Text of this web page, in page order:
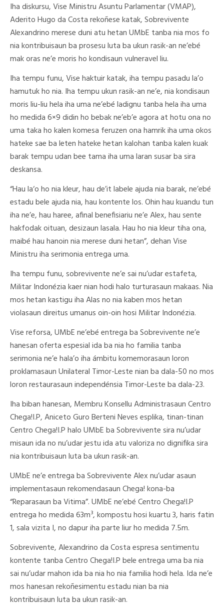
Iha diskursu, Vise Ministru Asuntu Parlamentar (VMAP),
Aderito Hugo da Costa rekoñese katak, Sobrevivente
Alexandrino merese duni atu hetan UMbE tanba nia mos fo
nia kontribuisaun ba prosesu luta ba ukun rasik-an ne’ebé
mak oras ne’e moris ho kondisaun vulneravel liu.
Iha tempu funu, Vise haktuir katak, iha tempu pasadu la’o
hamutuk ho nia. Iha tempu ukun rasik-an ne’e, nia kondisaun
moris liu-liu hela iha uma ne’ebé ladignu tanba hela iha uma
ho medida 6×9 didin ho bebak ne’eb’e agora at hotu ona no
uma taka ho kalen komesa feruzen ona hamrik iha uma okos
hateke sae ba leten hateke hetan kalohan tanba kalen kuak
barak tempu udan bee tama iha uma laran susar ba sira
deskansa.
“Hau la‘o ho nia kleur, hau de’it labele ajuda nia barak, ne’ebé
estadu bele ajuda nia, hau kontente los. Ohin hau kuandu tun
iha ne’e, hau haree, afinal benefisiariu ne’e Alex, hau sente
hakfodak oituan, desizaun lasala. Hau ho nia kleur tiha ona,
maibé hau hanoin nia merese duni hetan”, dehan Vise
Ministru iha serimonia entrega uma.
Iha tempu funu, sobrevivente ne’e sai nu’udar estafeta,
Militar Indonézia kaer nian hodi halo turturasaun makaas. Nia
mos hetan kastigu iha Alas no nia kaben mos hetan
violasaun direitus umanus oin-oin hosi Militar Indonézia.
Vise reforsa, UMbE ne’ebé entrega ba Sobrevivente ne’e
hanesan oferta espesial ida ba nia ho familia tanba
serimonia ne’e hala’o iha ámbitu komemorasaun loron
proklamasaun Unilateral Timor-Leste nian ba dala-50 no mos
loron restaurasaun independénsia Timor-Leste ba dala-23.
Iha biban hanesan, Membru Konsellu Administrasaun Centro
Chega!I.P, Aniceto Guro Berteni Neves esplika, tinan-tinan
Centro Chega!I.P halo UMbE ba Sobrevivente sira nu’udar
misaun ida no nu’udar jestu ida atu valoriza no dignifika sira
nia kontribuisaun luta ba ukun rasik-an.
UMbE ne’e entrega ba Sobrevivente Alex nu’udar asaun
implementasaun rekomendasaun Chega! kona-ba
“Reparasaun ba Vitima”. UMbE ne’ebé Centro Chega!I.P
entrega ho medida 63m³, kompostu hosi kuartu 3, haris fatin
1, sala vizita I, no dapur iha parte liur ho medida 7.5m.
Sobrevivente, Alexandrino da Costa espresa sentimentu
kontente tanba Centro Chega!I.P bele entrega uma ba nia
sai nu’udar mahon ida ba nia ho nia familia hodi hela. Ida ne’e
mos hanesan rekoñesimentu estadu nian ba nia
kontribuisaun luta ba ukun rasik-an.